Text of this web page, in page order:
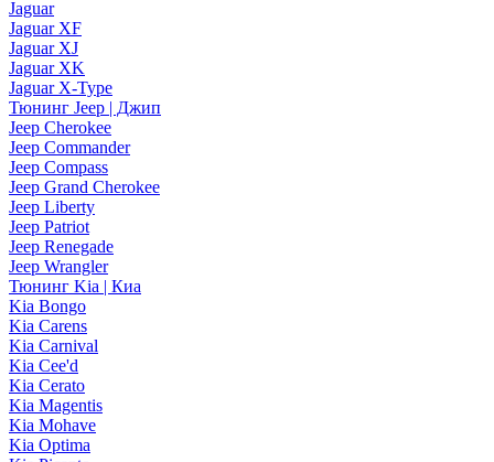
Jaguar
Jaguar XF
Jaguar XJ
Jaguar XK
Jaguar X-Type
Тюнинг Jeep | Джип
Jeep Cherokee
Jeep Commander
Jeep Compass
Jeep Grand Cherokee
Jeep Liberty
Jeep Patriot
Jeep Renegade
Jeep Wrangler
Тюнинг Kia | Киа
Kia Bongo
Kia Carens
Kia Carnival
Kia Cee'd
Kia Cerato
Kia Magentis
Kia Mohave
Kia Optima